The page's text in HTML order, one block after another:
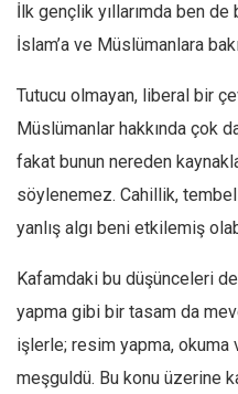
Editörden
Mahmut Toptaş
Yvonne Ridley
Barış Tarımcıoğlu
Yusuf Armağan
Leyla Şerif Emin
İlk gençlik yıllarımda ben
İslam’a ve Müslümanlara
Tutucu olmayan, liberal bir
Müslümanlar hakkında çok
fakat bunun nereden
söylenemez. Cahillik,
yanlış algı beni etkilemiş
Kafamdaki bu düşünceleri
yapma gibi bir tasam da
işlerle; resim yapma,
meşguldü. Bu konu üzerine